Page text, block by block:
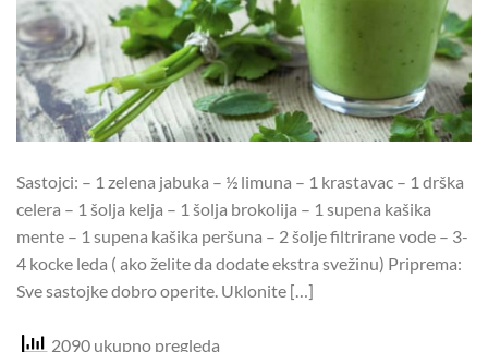
Sastojci: – 1 zelena jabuka – ½ limuna – 1 krastavac – 1 drška
celera – 1 šolja kelja – 1 šolja brokolija – 1 supena kašika
mente – 1 supena kašika peršuna – 2 šolje filtrirane vode – 3-
4 kocke leda ( ako želite da dodate ekstra svežinu) Priprema:
Sve sastojke dobro operite. Uklonite […]
2090 ukupno pregleda